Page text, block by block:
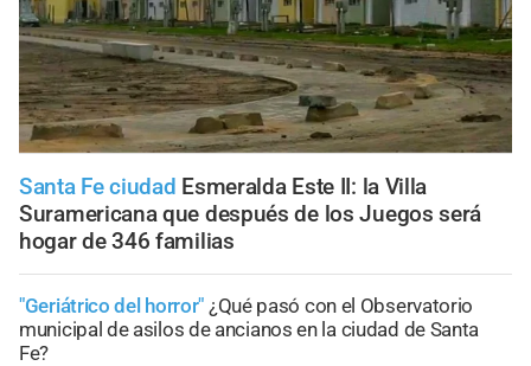
Santa Fe ciudad Esmeralda Este II: la Villa
Suramericana que después de los Juegos será
hogar de 346 familias
"Geriátrico del horror" ¿Qué pasó con el Observatorio
municipal de asilos de ancianos en la ciudad de Santa
Fe?